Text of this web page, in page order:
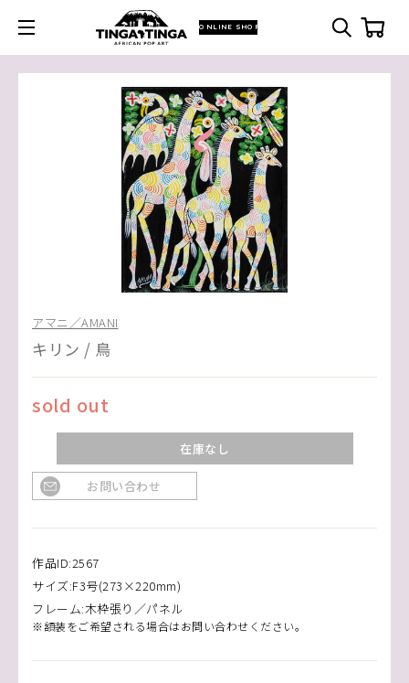
ONLINE SHOP
アマニ／AMANI
キリン / 鳥
sold out
在庫なし
お問い合わせ
作品ID:2567
サイズ:F3号(273×220mm)
フレーム:木枠張り／パネル
※額装をご希望される場合はお問い合わせください。